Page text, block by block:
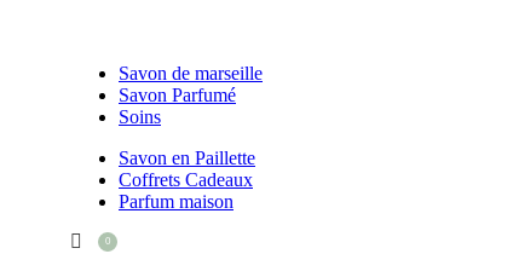
Savon de marseille
Savon Parfumé
Soins
Savon en Paillette
Coffrets Cadeaux
Parfum maison
0